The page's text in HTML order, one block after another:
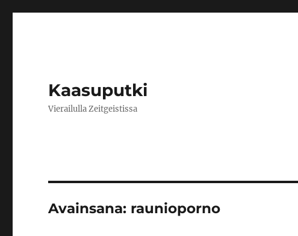
Kaasuputki
Vierailulla Zeitgeistissa
Avainsana: raunioporno